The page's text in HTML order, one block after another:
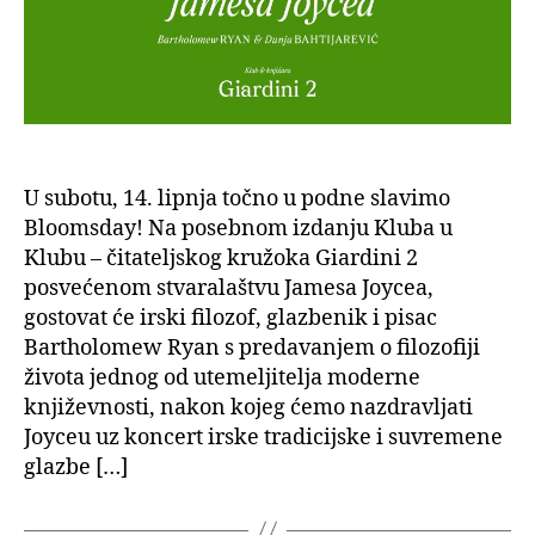
U subotu, 14. lipnja točno u podne slavimo
Bloomsday! Na posebnom izdanju Kluba u
Klubu – čitateljskog kružoka Giardini 2
posvećenom stvaralaštvu Jamesa Joycea,
gostovat će irski filozof, glazbenik i pisac
Bartholomew Ryan s predavanjem o filozofiji
života jednog od utemeljitelja moderne
književnosti, nakon kojeg ćemo nazdravljati
Joyceu uz koncert irske tradicijske i suvremene
glazbe […]